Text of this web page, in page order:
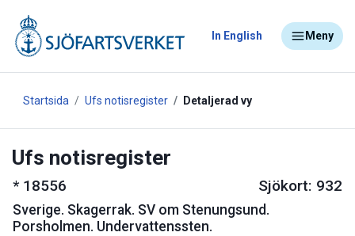
In English Meny
Startsida Ufs notisregister Detaljerad vy
Ufs notisregister
* 18556 Sjökort: 932
Sverige. Skagerrak. SV om Stenungsund.
Porsholmen. Undervattenssten.